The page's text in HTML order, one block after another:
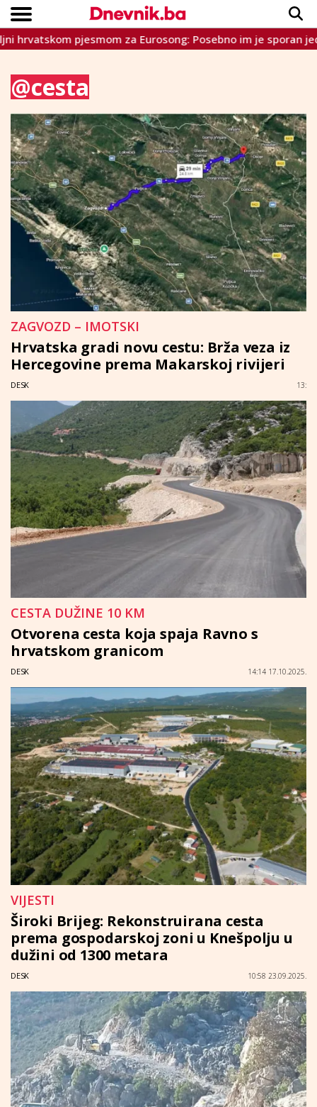
VIJESTI
SPORT
INTERVIEW
TEME
CRNA KRONIKA
LIFESTYLE
Copyright © Dnevnik.ba 2023.
za Eurosong: Posebno im je sporan jedan stih pjesme
@cesta
ZAGVOZD – IMOTSKI
Hrvatska gradi novu cestu: Brža veza iz
Hercegovine prema Makarskoj rivijeri
DESK 13:
CESTA DUŽINE 10 KM
Otvorena cesta koja spaja Ravno s
hrvatskom granicom
DESK 14:14 17.10.2025.
VIJESTI
Široki Brijeg: Rekonstruirana cesta
prema gospodarskoj zoni u Knešpolju u
dužini od 1300 metara
DESK 10:58 23.09.2025.